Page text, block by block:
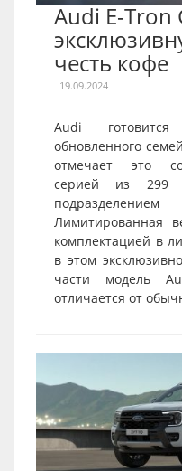
Audi E-Tron
честь кофе
19.09.2024
Audi
обновленного
отмечает это
серией из 299
Лимитированная
комплектацией в
в этом
части модель
отличается от